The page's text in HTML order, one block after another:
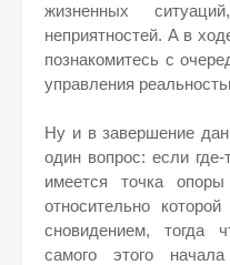
жизненных
неприятностей. А в
познакомитесь с
управления
Ну и в завершение
один вопрос: если где-
имеется точка
относительно
сновидением, тогда
самого этого